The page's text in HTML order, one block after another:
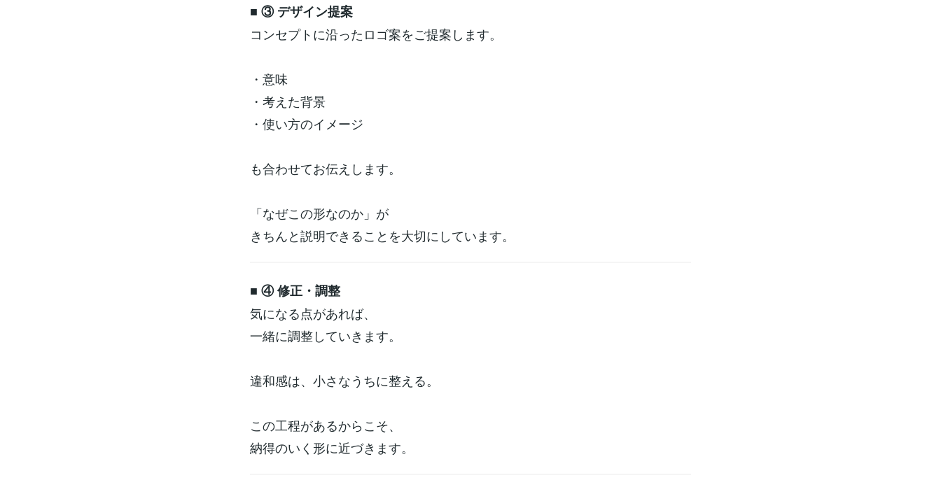
■ ③ デザイン提案
コンセプトに沿ったロゴ案をご提案します。
・意味
・考えた背景
・使い方のイメージ
も合わせてお伝えします。
「なぜこの形なのか」が
きちんと説明できることを大切にしています。
■ ④ 修正・調整
気になる点があれば、
一緒に調整していきます。
違和感は、小さなうちに整える。
この工程があるからこそ、
納得のいく形に近づきます。